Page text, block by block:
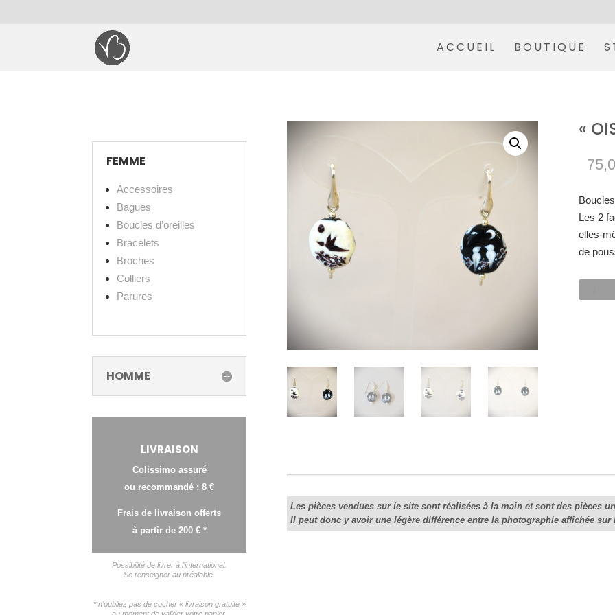
ACCUEIL BOUTIQUE
FEMME
Accessoires
Bagues
Boucles d’oreilles
Bracelets
Broches
Colliers
Parures
HOMME
LIVRAISON
Colissimo assuré
ou recommandé : 8 €
Frais de livraison offerts
à partir de 200 € *
Possibilité de livrer à l’international.
Se renseigner au préalable.
* n’oubliez pas de cocher « livraison gratuite »
«
Les 2
elles-
de
Les pièces vendues sur le site sont réalisées à la main et sont des pièces
Il peut donc y avoir une légère différence entre la photographie affichée sur